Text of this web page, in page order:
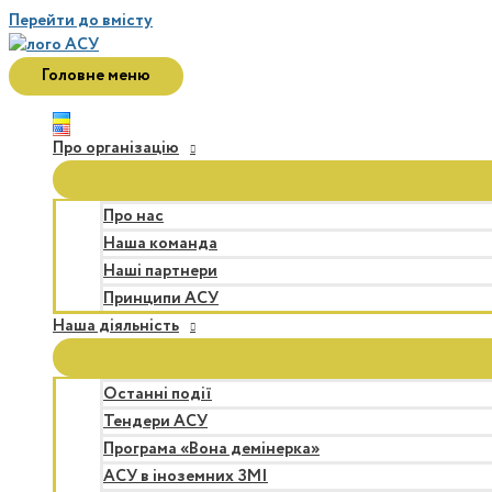
Перейти до вмісту
Головне меню
Про організацію
Про нас
Наша команда
Наші партнери
Принципи АСУ
Наша діяльність
Останні події
Тендери АСУ
Програма «Вона демінерка»
АСУ в іноземних ЗМІ